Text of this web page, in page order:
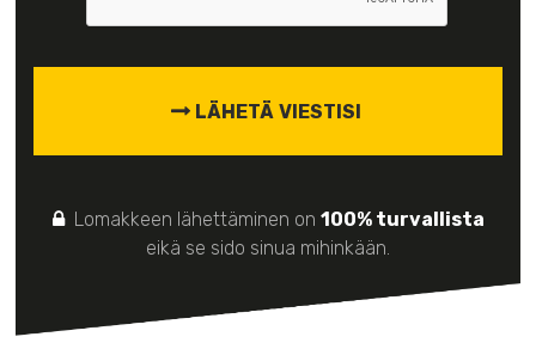
Lomakkeen lähettäminen on 100% turvallista
eikä se sido sinua mihinkään.